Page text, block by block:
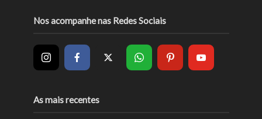
Nos acompanhe nas Redes Sociais
As mais recentes